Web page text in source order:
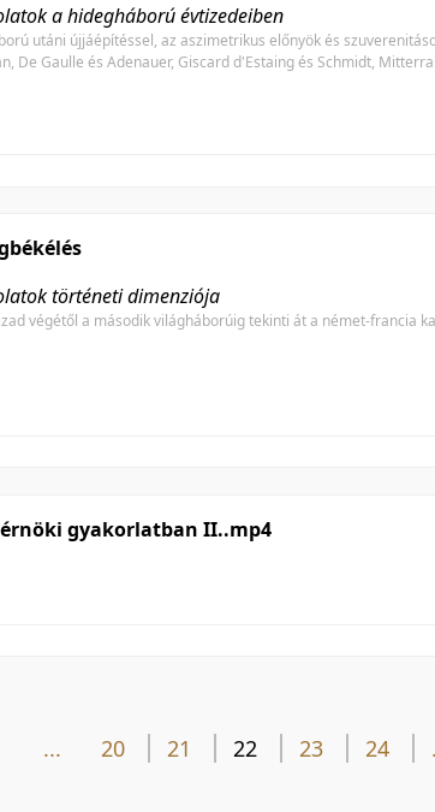
a hidegháború évtizedeiben
utáni újjáépítéssel, az aszimetrikus előnyök és
De Gaulle és Adenauer, Giscard d'Estaing és Schmidt,
történeti dimenziója
végétől a második világháborúig tekinti át a német-francia
gyakorlatban II..mp4
... 20 21 22 23 24